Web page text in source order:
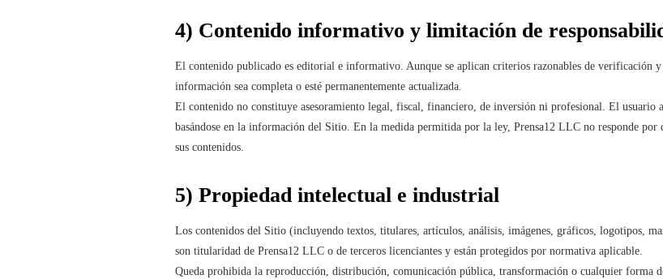
4) Contenido informativo y limitación de
El contenido publicado es editorial e informativo. Aunque se aplican criterios razonables de verificación
información sea completa o esté permanentemente actualizada.
El contenido no constituye asesoramiento legal, fiscal, financiero, de inversión ni profesional. El usuario
basándose en la información del Sitio. En la medida permitida por la ley, Prensa12 LLC no responde
sus contenidos.
5) Propiedad intelectual e industrial
Los contenidos del Sitio (incluyendo textos, titulares, artículos, análisis, imágenes, gráficos, logotipos,
son titularidad de Prensa12 LLC o de terceros licenciantes y están protegidos por normativa aplicable.
Queda prohibida la reproducción, distribución, comunicación pública, transformación o cualquier forma